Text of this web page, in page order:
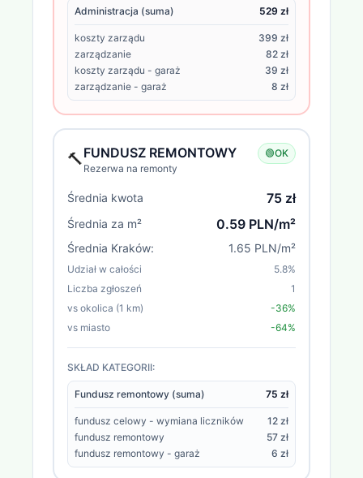
Administracja (suma) 529 zł
koszty zarządu
399 zł
zarządzanie
82 zł
koszty zarządu - garaż
39 zł
zarządzanie - garaż
8 zł
🔨FUNDUSZ REMONTOWY
Rezerwa na remonty
🟢OK
Średnia kwota 75 zł
Średnia za m² 0.59 PLN/m²
Średnia Kraków: 1.65 PLN/m²
Udział w całości 5.8%
Liczba zgłoszeń
1
vs okolica (1 km)
-36%
vs miasto
-64%
SKŁAD KATEGORII:
Fundusz remontowy (suma) 75 zł
fundusz celowy - wymiana liczników
12 zł
fundusz remontowy
57 zł
fundusz remontowy - garaż
6 zł